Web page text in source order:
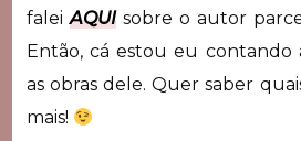
faleiAQUIsobre o autor
Então, cá estou eu contando
as obras dele. Quer saber
mais!